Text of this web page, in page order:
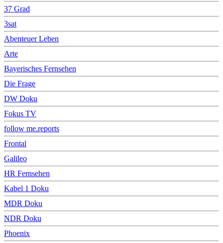
37 Grad
3sat
Abenteuer Leben
Arte
Bayerisches Fernsehen
Die Frage
DW Doku
Fokus TV
follow me.reports
Frontal
Galileo
HR Fernsehen
Kabel 1 Doku
MDR Doku
NDR Doku
Phoenix